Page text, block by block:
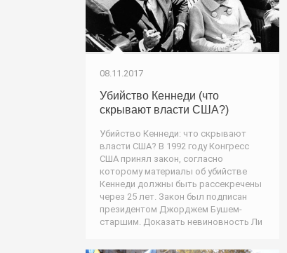
08.11.2017
Убийство Кеннеди (что
скрывают власти США?)
Убийство Кеннеди: что скрывают
власти США? В 1992 году Конгресс
США принял закон, согласно
которому материалы об убийстве
Кеннеди должны быть рассекречены
через 25 лет. Закон был подписан
президентом Джорджем Бушем-
старшим. Доказать невиновность Ли